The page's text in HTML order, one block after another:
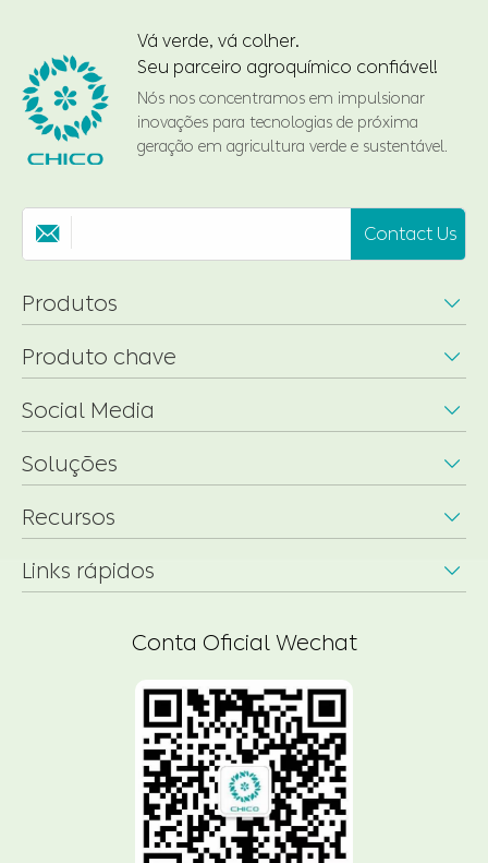
Vá verde, vá colher.
Seu parceiro agroquímico confiável!
Nós nos concentramos em impulsionar
inovações para tecnologias de próxima
geração em agricultura verde e sustentável.
 Contact Us
Produtos 
Produto chave 
Social Media 
Soluções 
Recursos 
Links rápidos 
Conta Oficial Wechat